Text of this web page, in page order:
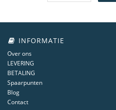
INFORMATIE
Over ons
LEVERING
BETALING
Spaarpunten
Blog
Contact